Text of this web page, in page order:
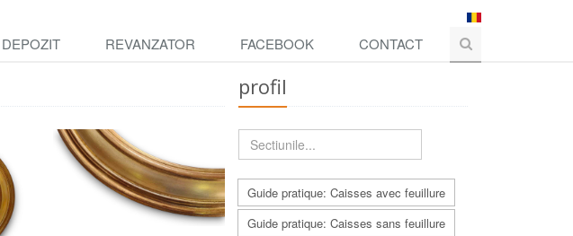
DEPOZIT REVANZATOR FACEBOOK CONTACT
profil
Guide pratique: Caisses avec feuillure
Guide pratique: Caisses sans feuillure